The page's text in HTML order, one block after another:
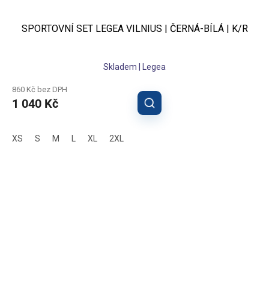
SPORTOVNÍ SET LEGEA VILNIUS | ČERNÁ-BÍLÁ | K/R
Skladem | Legea
860 Kč bez DPH
1 040 Kč
XS S M XL 2XL